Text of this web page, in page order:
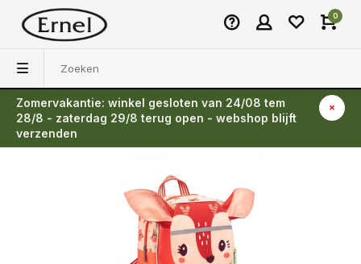
0
Zomervakantie: winkel gesloten van 24/08 tem
28/8 - zaterdag 29/8 terug open - webshop blijft
verzenden
Terug